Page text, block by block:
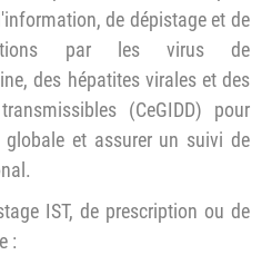
de dépistage et de
par les virus de
des hépatites virales et des
(CeGIDD) pour
et assurer un suivi de
IST, de prescription ou de
: